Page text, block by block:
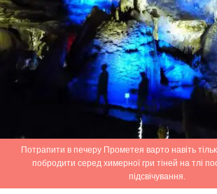
Потрапити в печеру Прометея варто навіть
побродити серед химерної гри тіней на тлі
підсвічування.